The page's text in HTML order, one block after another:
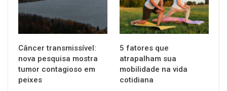
Câncer transmissível:
nova pesquisa mostra
tumor contagioso em
peixes
5 fatores que
atrapalham sua
mobilidade na vida
cotidiana